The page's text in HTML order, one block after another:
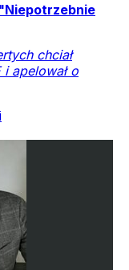
chciał
apelował o